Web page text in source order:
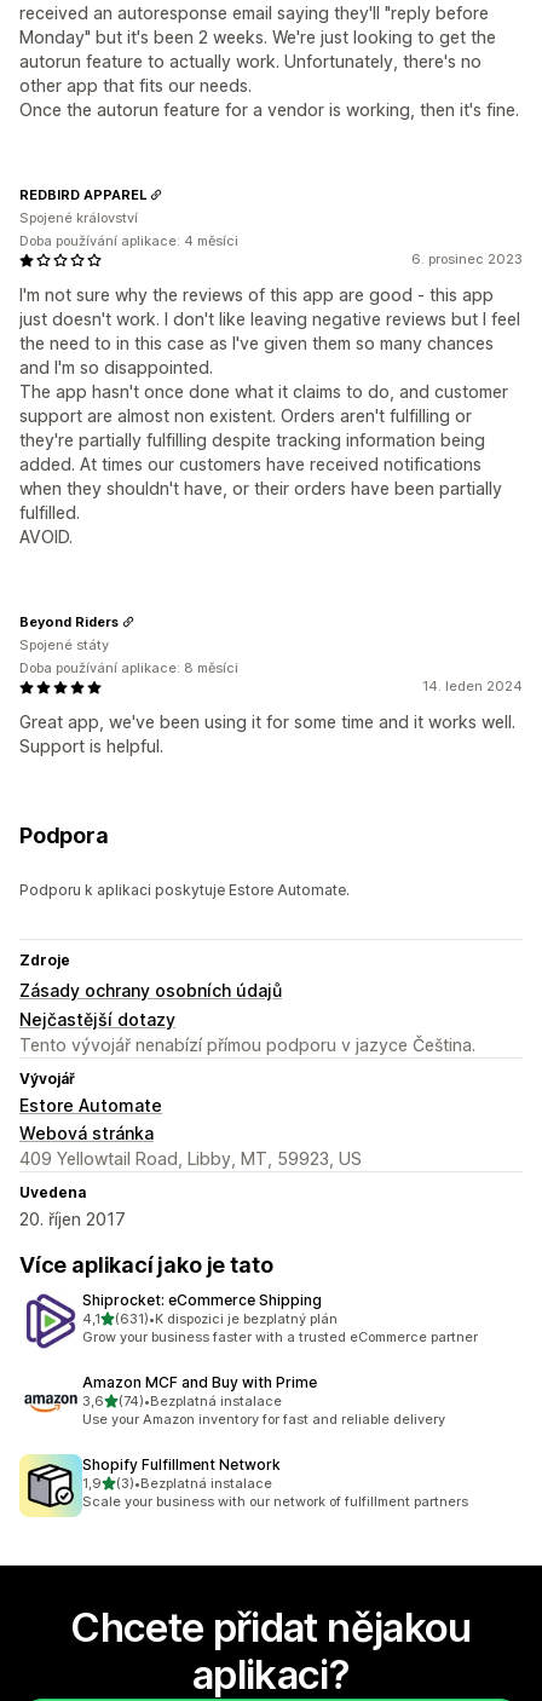
received an autoresponse email saying they'll "reply before
Monday" but it's been 2 weeks. We're just looking to get the
autorun feature to actually work. Unfortunately, there's no
other app that fits our needs.
Once the autorun feature for a vendor is working, then it's fine.
6. prosinec 2023
I'm not sure why the reviews of this app are good - this app
just doesn't work. I don't like leaving negative reviews but I feel
the need to in this case as I've given them so many chances
and I'm so disappointed.
The app hasn't once done what it claims to do, and customer
support are almost non existent. Orders aren't fulfilling or
they're partially fulfilling despite tracking information being
added. At times our customers have received notifications
when they shouldn't have, or their orders have been partially
fulfilled.
AVOID.
REDBIRD APPAREL
Spojené království
Doba používání aplikace: 4 měsíci
14. leden 2024
Great app, we've been using it for some time and it works well.
Support is helpful.
Beyond Riders
Spojené státy
Doba používání aplikace: 8 měsíci
Podpora
Podporu k aplikaci poskytuje Estore Automate.
Zdroje
Zásady ochrany osobních údajů
Nejčastější dotazy
Tento vývojář nenabízí přímou podporu v jazyce Čeština.
Vývojář
Estore Automate
Webová stránka
409 Yellowtail Road, Libby, MT, 59923, US
Uvedena
20. říjen 2017
Více aplikací jako je tato
Shiprocket: eCommerce Shipping
4,1z 5 hvězd
(631)
Celkový počet recenzí: 631
•K dispozici je bezplatný plán
Grow your business faster with a trusted eCommerce partner
Amazon MCF and Buy with Prime
3,6z 5 hvězd
(74)
Celkový počet recenzí: 74
•Bezplatná instalace
Use your Amazon inventory for fast and reliable delivery
Shopify Fulfillment Network
1,9z 5 hvězd
(3)
Celkový počet recenzí: 3
•Bezplatná instalace
Scale your business with our network of fulfillment partners
Chcete přidat nějakou
aplikaci?